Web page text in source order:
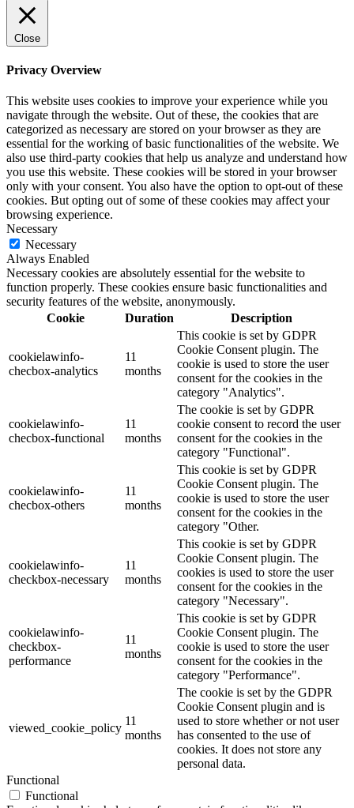
Close
Privacy Overview
This website uses cookies to improve your experience while you
navigate through the website. Out of these, the cookies that are
categorized as necessary are stored on your browser as they are
essential for the working of basic functionalities of the website. We
also use third-party cookies that help us analyze and understand how
you use this website. These cookies will be stored in your browser
only with your consent. You also have the option to opt-out of these
cookies. But opting out of some of these cookies may affect your
browsing experience.
Necessary
Necessary
Always Enabled
Necessary cookies are absolutely essential for the website to
function properly. These cookies ensure basic functionalities and
security features of the website, anonymously.
Cookie
Duration Description
cookielawinfo-
checbox-analytics
11
months
This cookie is set by GDPR
Cookie Consent plugin. The
cookie is used to store the user
consent for the cookies in the
category "Analytics".
cookielawinfo-
checbox-functional
11
months
The cookie is set by GDPR
cookie consent to record the user
consent for the cookies in the
category "Functional".
cookielawinfo-
checbox-others
11
months
This cookie is set by GDPR
Cookie Consent plugin. The
cookie is used to store the user
consent for the cookies in the
category "Other.
cookielawinfo-
checkbox-necessary
11
months
This cookie is set by GDPR
Cookie Consent plugin. The
cookies is used to store the user
consent for the cookies in the
category "Necessary".
cookielawinfo-
checkbox-
performance
11
months
This cookie is set by GDPR
Cookie Consent plugin. The
cookie is used to store the user
consent for the cookies in the
category "Performance".
viewed_cookie_policy
11
months
The cookie is set by the GDPR
Cookie Consent plugin and is
used to store whether or not user
has consented to the use of
cookies. It does not store any
personal data.
Functional
Functional